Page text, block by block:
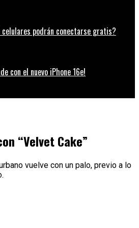
celulares podrán conectarse gratis?
con el nuevo iPhone 16e!
“Velvet Cake”
vuelve con un palo, previo a lo